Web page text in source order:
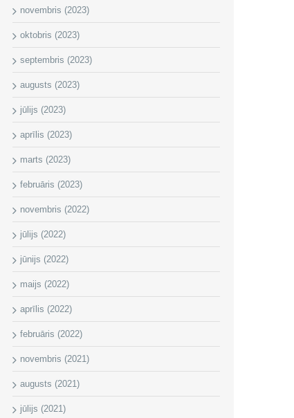
novembris (2023)
oktobris (2023)
septembris (2023)
augusts (2023)
jūlijs (2023)
aprīlis (2023)
marts (2023)
februāris (2023)
novembris (2022)
jūlijs (2022)
jūnijs (2022)
maijs (2022)
aprīlis (2022)
februāris (2022)
novembris (2021)
augusts (2021)
jūlijs (2021)